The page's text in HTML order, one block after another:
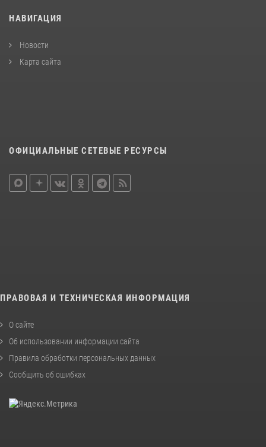
НАВИГАЦИЯ
Новости
Карта сайта
ОФИЦИАЛЬНЫЕ СЕТЕВЫЕ РЕСУРСЫ
ПРАВОВАЯ И ТЕХНИЧЕСКАЯ ИНФОРМАЦИЯ
О сайте
Об использовании информации сайта
Правила обработки персональных данных
Сообщить об ошибках